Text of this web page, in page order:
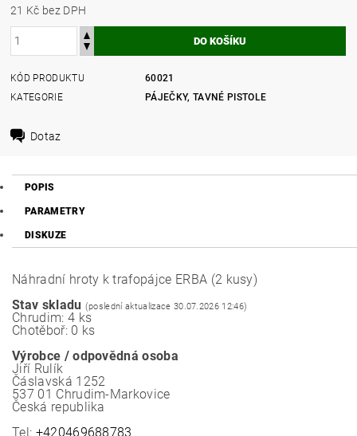
21 Kč bez DPH
KÓD PRODUKTU
60021
KATEGORIE
PÁJEČKY, TAVNÉ PISTOLE
Dotaz
POPIS
PARAMETRY
DISKUZE
Náhradní hroty k trafopájce ERBA (2 kusy)
Stav skladu (poslední aktualizace 30.07.2026 12:46)
Chrudim: 4 ks
Chotěboř: 0 ks
Výrobce / odpovědná osoba
Jiří Rulík
Čáslavská 1252
537 01 Chrudim-Markovice
Česká republika
Tel: +420469688783